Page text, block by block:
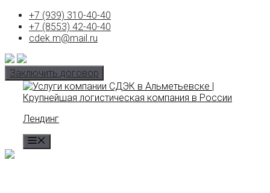
Skip
content
+7 (939) 310-40-40
+7 (8553) 42-40-40
cdek.m@mail.ru
Заключить договор
Лендинг